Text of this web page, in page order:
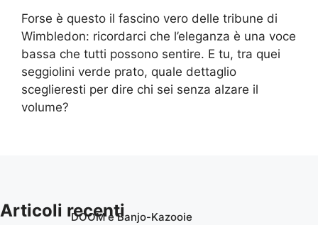
Forse è questo il fascino vero delle tribune di
Wimbledon: ricordarci che l’eleganza è una voce
bassa che tutti possono sentire. E tu, tra quei
seggiolini verde prato, quale dettaglio
sceglieresti per dire chi sei senza alzare il
volume?
Articoli recentiDOOM e Banjo-Kazooie